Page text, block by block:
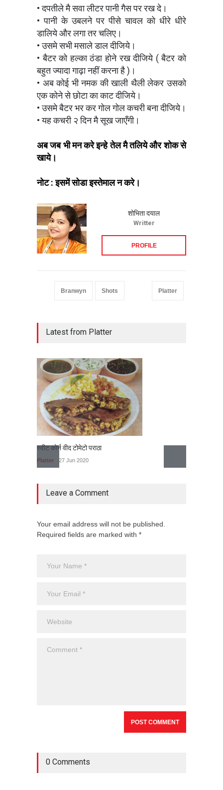
• दपतीले मै सवा लीटर पानी गैस पर रख दे।
• पानी के उबलने पर पीसे चावल को धीरे धीरे
डालिये और लगा तर चलिए।
• उसमे सभी मसाले डाल दीजिये।
• बैटर को हल्का ठंडा होने रख दीजिये ( बैटर को
बहुत ज्यादा गाढ़ा नहीं करना है )।
• अब कोई भी नमक की खाली थैली लेकर उसको
एक कोने से छोटा का काट दीजिये।
• उसमे बैटर भर कर गोल गोल कचरी बना दीजिये।
• यह कचरी २ दिन मै सूख जाएँगी।
अब जब भी मन करे इन्हे तेल मै तलिये और शोक से
खाये।
नोट : इसमें सोडा इस्तेमाल न करे।
शोभिता दयाल
Writter
PROFILE
Branwyn Shots Platter
Latest from Platter
स्वीट कोर्न वीद टोमेटो पराठा
Platter 27 Jun 2020
Leave a Comment
Your email address will not be published.
Required fields are marked with *
0 Comments